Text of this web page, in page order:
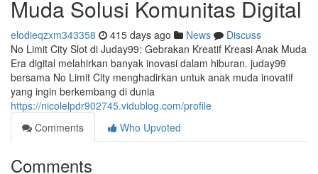
Muda Solusi Komunitas Digital
elodieqzxm343358 415 days ago News
Discuss
No Limit City Slot di Juday99: Gebrakan Kreatif Kreasi Anak Muda
Era digital melahirkan banyak inovasi dalam hiburan. juday99
bersama No Limit City menghadirkan untuk anak muda inovatif
yang ingin berkembang di dunia
https://nicolelpdr902745.vidublog.com/profile
Comments
Who Upvoted
Comments